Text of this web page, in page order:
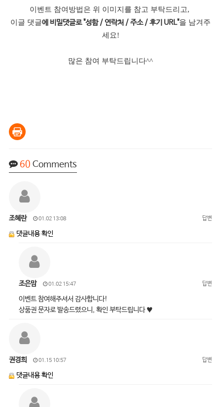
이벤트 참여방법은 위 이미지를 참고 부탁드리고,
이글 댓글에 비밀댓글로 "성함 / 연락처 / 주소 / 후기 URL"을 남겨주
세요!
많은 참여 부탁드립니다^^
60 Comments
조혜란 01.02 13:08 답변
댓글내용 확인
조은맘 01.02 15:47 답변
이벤트 참여해주셔서 감사합니다!
상품권 문자로 발송드렸으니, 확인 부탁드립니다 ♥
권경희 01.15 10:57 답변
댓글내용 확인